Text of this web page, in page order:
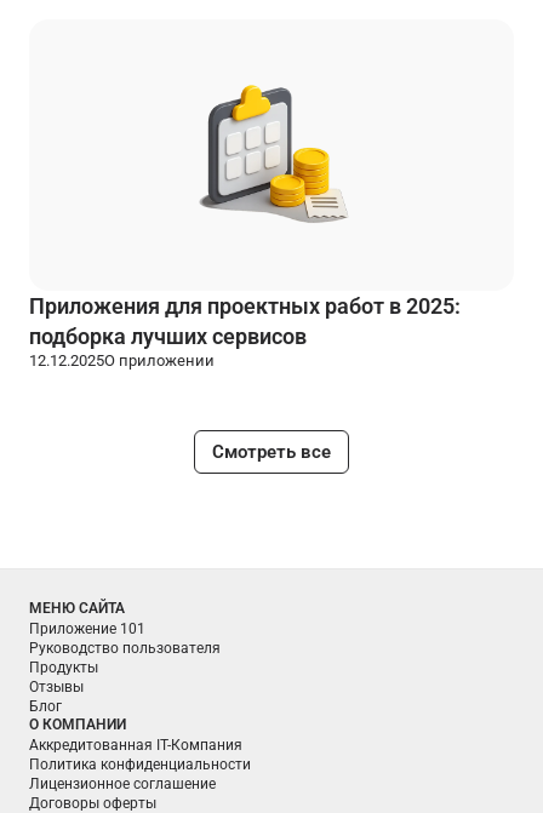
Приложения для проектных работ в 2025:
подборка лучших сервисов
12.12.2025О приложении
Смотреть все
МЕНЮ САЙТА
Приложение 101
Руководство пользователя
Продукты
Отзывы
Блог
О КОМПАНИИ
Аккредитованная IT-Компания
Политика конфиденциальности
Лицензионное соглашение
Договоры оферты